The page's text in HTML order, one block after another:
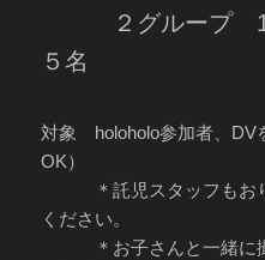
２グループ
５名
対象 holoholo参加者、DV
OK）
＊託児スタッフもおり
ください。
＊お子さんと一緒に撮